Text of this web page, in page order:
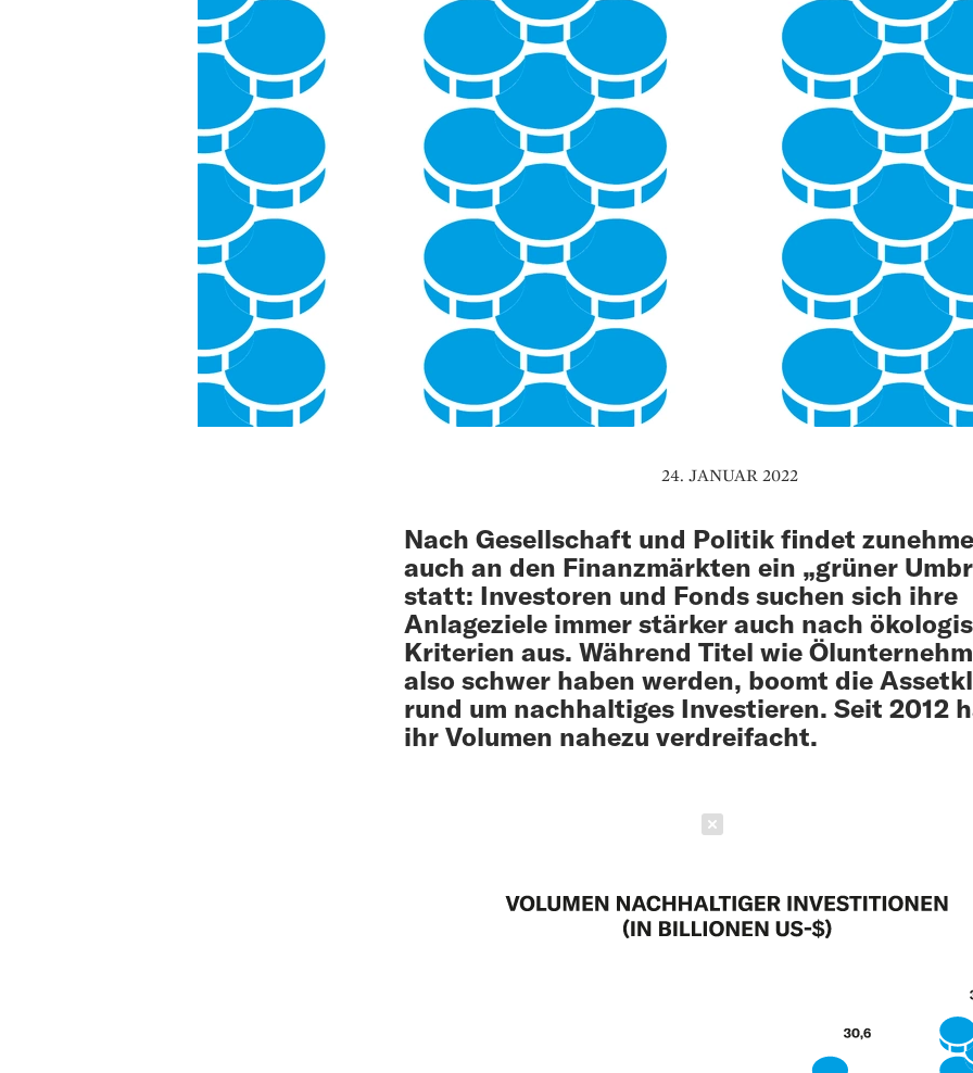
24. JANUAR 2022
Nach Gesellschaft und Politik findet
auch an den Finanzmärkten ein „grüner
statt: Investoren und Fonds suchen sich ihre
Anlageziele immer stärker auch nach
Kriterien aus. Während Titel wie
also schwer haben werden, boomt die
rund um nachhaltiges Investieren. Seit 2012
ihr Volumen nahezu verdreifacht.